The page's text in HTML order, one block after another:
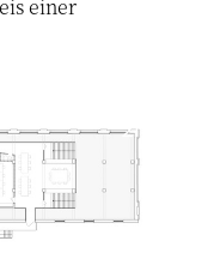
einer
21 / 25